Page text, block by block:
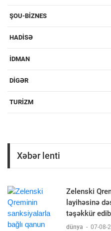
ŞOU-BIZNES
HADISƏ
IDMAN
DIGƏR
TURIZM
Xəbər lenti
Zelenski
layihəsinə
təşəkkür edib
dünya - 07-08-